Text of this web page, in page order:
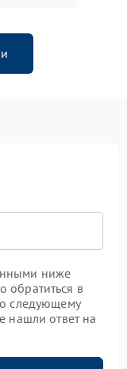
ниже
обратиться в
следующему
нашли ответ на